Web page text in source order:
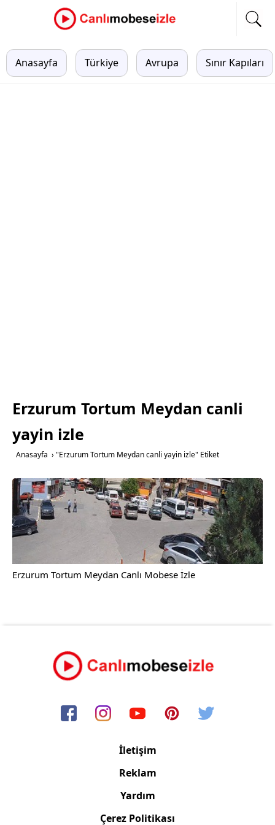
Anasayfa Türkiye Avrupa Sınır Kapıları
Erzurum Tortum Meydan canli
yayin izle
Anasayfa › "Erzurum Tortum Meydan canli yayin izle" Etiket
Erzurum Tortum Meydan Canlı Mobese İzle
İletişim
Reklam
Yardım
Çerez Politikası